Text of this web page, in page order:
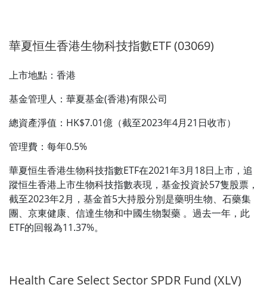
華夏恒生香港生物科技指數ETF (03069)
上市地點：香港
基金管理人：華夏基金(香港)有限公司
總資產淨值：HK$7.01億（截至2023年4月21日收市）
管理費：每年0.5%
華夏恒生香港生物科技指數ETF在2021年3月18日上市，追
蹤恒生香港上市生物科技指數表現，基金投資於57隻股票，
截至2023年2月，基金首5大持股分別是藥明生物、石藥集
團、京東健康、信達生物和中國生物製藥 。過去一年，此
ETF的回報為11.37%。
Health Care Select Sector SPDR Fund (XLV)